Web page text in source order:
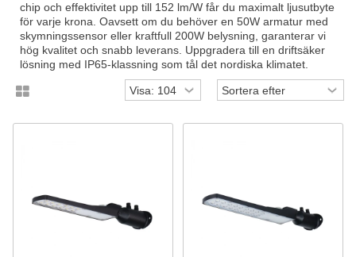
chip och effektivitet upp till 152 lm/W får du maximalt ljusutbyte
för varje krona. Oavsett om du behöver en 50W armatur med
skymningssensor eller kraftfull 200W belysning, garanterar vi
hög kvalitet och snabb leverans. Uppgradera till en driftsäker
lösning med IP65-klassning som tål det nordiska klimatet.